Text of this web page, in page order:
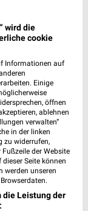
wird die
cookie
Informationen auf
Einige
öffnen
ablehnen
verwalten“
in der linken
zu widerrufen,
der Website
dieser Seite können
werden unseren
die Leistung der